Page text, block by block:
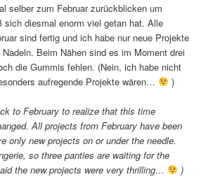
selber zum Februar zurückblicken um
sich diesmal enorm viel getan hat. Alle
sind fertig und ich habe nur neue Projekte
Beim Nähen sind es im Moment drei
die Gummis fehlen. (Nein, ich habe nicht
aufregende Projekte wären…
)
to February to realize that this time
All projects from February have been
only new projects on or under the needle.
so three panties are waiting for the
the new projects were very thrilling…
)